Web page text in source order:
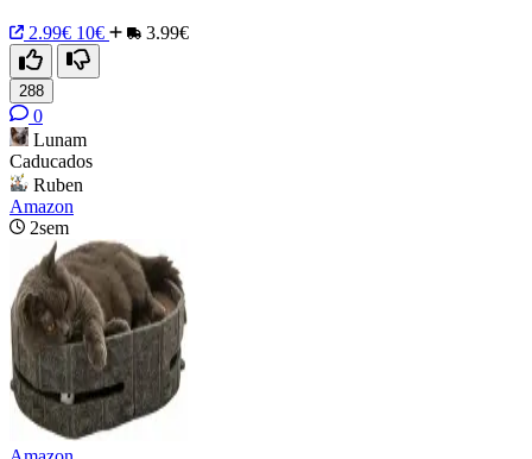
2.99€ 10€ 3.99€
288
0
Lunam
Caducados
Ruben
Amazon
2sem